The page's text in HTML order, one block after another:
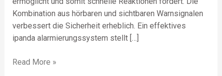
Kombination aus hörbaren und sichtbaren Warnsignalen
verbessert die Sicherheit erheblich. Ein effektives
ipanda alarmierungssystem stellt […]
Read More »